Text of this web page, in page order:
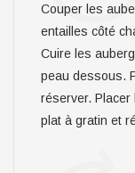
Couper les
entailles côté
Cuire les
peau dessous.
réserver.
plat à gratin et